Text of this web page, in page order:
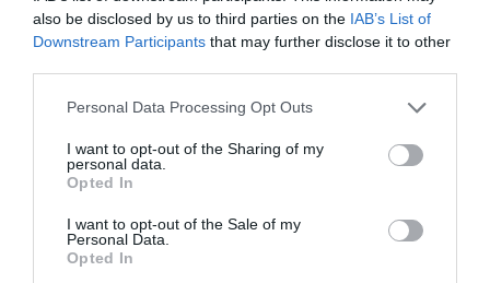
also be disclosed by us to third parties on the IAB’s List of
Downstream Participants that may further disclose it to other
Please note that this website/app uses one or more Google
not limited to your visit or usage behaviour. You may click to
grant or deny consent to Google and its third-party tags to
use your data for below specified purposes in below Google
consent section.
Personal Data Processing Opt Outs
I want to opt-out of the Sharing of my
personal data.
Opted In
I want to opt-out of the Sale of my
Personal Data.
Opted In